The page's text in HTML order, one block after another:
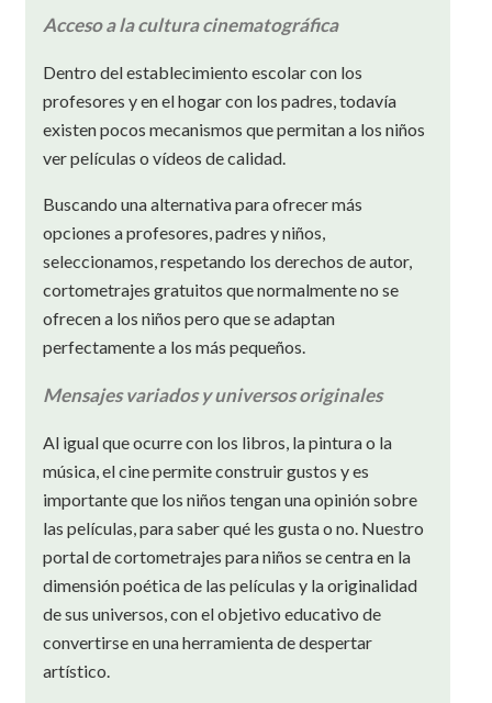
Acceso a la cultura cinematográfica
Dentro del establecimiento escolar con los
profesores y en el hogar con los padres, todavía
existen pocos mecanismos que permitan a los niños
ver películas o vídeos de calidad.
Buscando una alternativa para ofrecer más
opciones a profesores, padres y niños,
seleccionamos, respetando los derechos de autor,
cortometrajes gratuitos que normalmente no se
ofrecen a los niños pero que se adaptan
perfectamente a los más pequeños.
Mensajes variados y universos originales
Al igual que ocurre con los libros, la pintura o la
música, el cine permite construir gustos y es
importante que los niños tengan una opinión sobre
las películas, para saber qué les gusta o no. Nuestro
portal de cortometrajes para niños se centra en la
dimensión poética de las películas y la originalidad
de sus universos, con el objetivo educativo de
convertirse en una herramienta de despertar
artístico.